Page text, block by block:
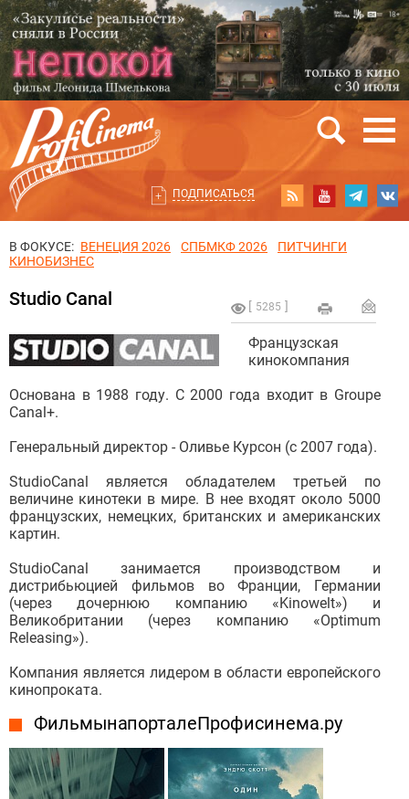
ПОДПИСАТЬСЯ
В ФОКУСЕ: ВЕНЕЦИЯ 2026 СПБМКФ 2026
ПИТЧИНГИ
КИНОБИЗНЕС
5285
Studio Canal
Французская
кинокомпания
Основана в 1988 году. С 2000 года входит в Groupe
Canal+.
Генеральный директор - Оливье Курсон (с 2007 года).
StudioCanal является обладателем третьей по
величине кинотеки в мире. В нее входят около 5000
французских, немецких, британских и американских
картин.
StudioCanal занимается производством и
дистрибьюцией фильмов во Франции, Германии
(через дочернюю компанию «Kinowelt») и
Великобритании (через компанию «Optimum
Releasing»).
Компания является лидером в области европейского
кинопроката.
Фильмы на портале Профисинема.ру